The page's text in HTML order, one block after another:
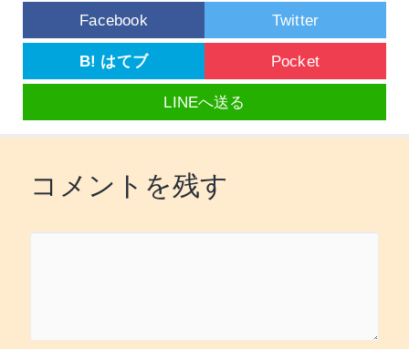
Facebook Twitter
B! はてブ Pocket
LINEへ送る
コメントを残す